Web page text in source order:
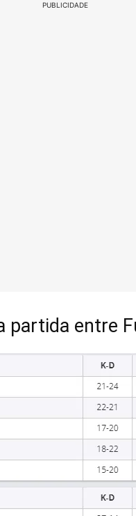
PUBLICIDADE
partida entre